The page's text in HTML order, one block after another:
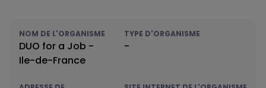
NOM DE L'ORGANISME
DUO for a Job -
Ile-de-France
TYPE D'ORGANISME
-